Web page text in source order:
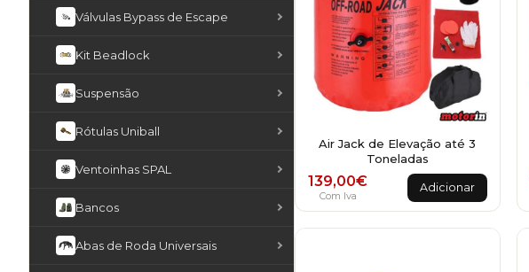
Válvulas Bypass de Escape
Kit Beadlock
Suspensão
Rótulas Uniball
Ventoinhas SPAL
Bancos
Abas de Roda Universais
Air Jack de Elevação até 3
Toneladas
139,00€
Com Iva
Adicionar